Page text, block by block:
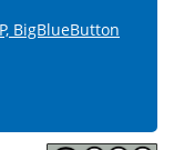
BigBlueButton